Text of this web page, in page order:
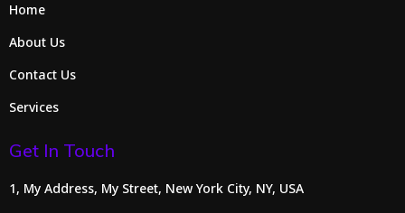
Home
About Us
Contact Us
Services
Get In Touch
1, My Address, My Street, New York City, NY, USA